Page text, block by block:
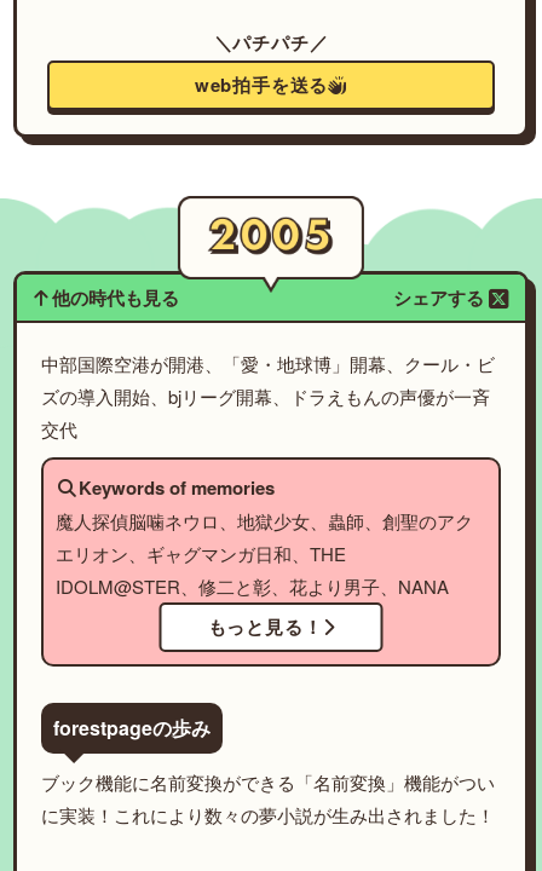
＼パチパチ／
web拍手を送る
他の時代も見る シェアする
中部国際空港が開港、「愛・地球博」開幕、クール・ビ
ズの導入開始、bjリーグ開幕、ドラえもんの声優が一斉
交代
Keywords of memories
魔人探偵脳噛ネウロ、地獄少女、蟲師、創聖のアク
エリオン、ギャグマンガ日和、THE
IDOLM@STER、修二と彰、花より男子、NANA
もっと見る！
forestpageの歩み
ブック機能に名前変換ができる「名前変換」機能がつい
に実装！これにより数々の夢小説が生み出されました！